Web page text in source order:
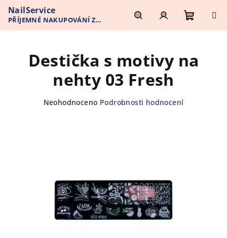
obsah
NailService
PŘÍJEMNÉ NAKUPOVÁNÍ Z
POHODLÍ VAŠEHO DOMOVA
HledatPřihlášení
košík
Destička s motivy na
nehty 03 Fresh
Průměrné
Neohodnoceno Podrobnosti hodnocení